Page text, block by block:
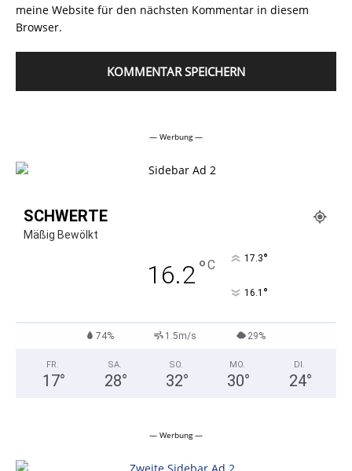
meine Website für den nächsten Kommentar in diesem
Browser.
— Werbung —
SCHWERTE
Mäßig Bewölkt
16.2°C 17.3°
16.1 °
74% 1.5m/s 29%
FR.
17°
SA.
28°
SO.
32°
MO.
30°
DI.
24°
— Werbung —